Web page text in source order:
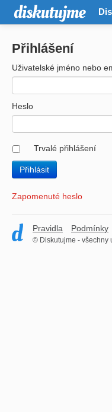
Přihlášení
Uživatelské jméno nebo
Heslo
Trvalé přihlášení
Zapomenuté heslo
Pravidla Podmínky
© Diskutujme - všechny